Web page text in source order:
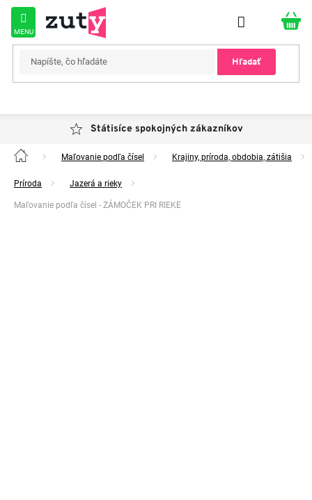
Prejsť
obsah
Hľadať
Státisíce spokojných zákazníkov
Domov Maľovanie podľa čísel Krajiny, príroda, obdobia, zátišia
Príroda Jazerá a rieky
Maľovanie podľa čísel - ZÁMOČEK PRI RIEKE